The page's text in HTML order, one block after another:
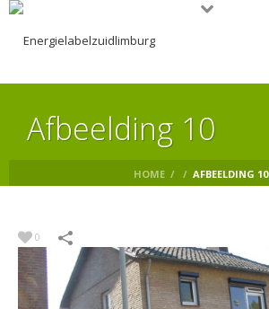
Afbeelding 10
HOME / / AFBEELDING 10
0